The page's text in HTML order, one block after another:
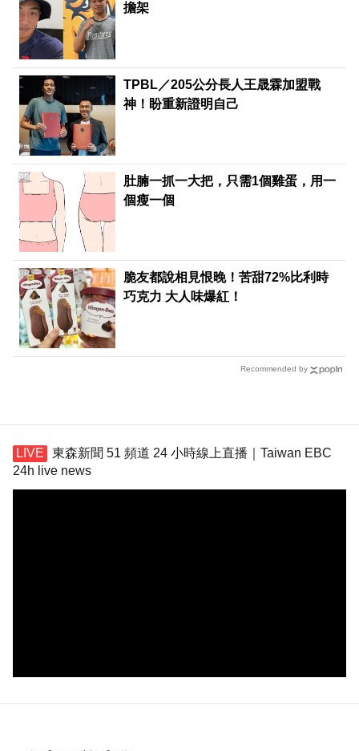
擔架
TPBL／205公分長人王晟霖加盟戰
神！盼重新證明自己
肚腩一抓一大把，只需1個雞蛋，用一
個瘦一個
PR
脆友都說相見恨晚！苦甜72%比利時
巧克力 大人味爆紅！
PR
Recommended by
東森新聞 51 頻道 24 小時線上直播｜Taiwan EBC
24h live news